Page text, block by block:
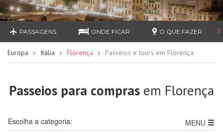
PASSAGENS ONDE FICAR O QUE FAZER
Europa Itália Florença Passeios e tours em Florença
Passeios para compras em Florença
MENU
Escolha a categoria: